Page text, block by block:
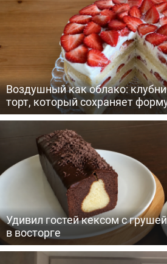
Воздушный как облако:
торт, который сохраняет
Удивил гостей кексом с
в восторге